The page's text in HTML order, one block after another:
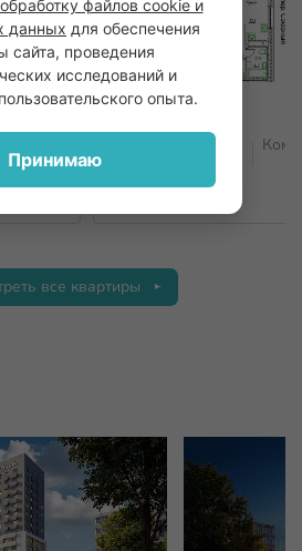
2+
Этаж
все квартиры
обработку файлов cookie и
данных для обеспечения
сайта, проведения
исследований и
опыта.
Принимаю